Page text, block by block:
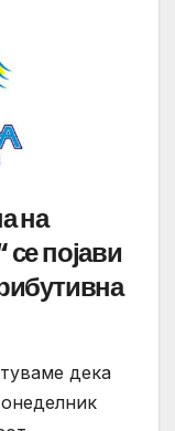
на
појави
дека